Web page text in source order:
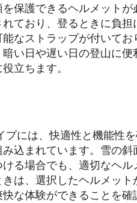
保護できるヘルメットが
ており、登るときに負担
なストラップが付いてお
い日や遅い日の登山に便
立ちます。
には、快適性と機能性
込まれています。雪の斜
る場合でも、適切なヘル
は、選択したヘルメット
な体験ができることを確